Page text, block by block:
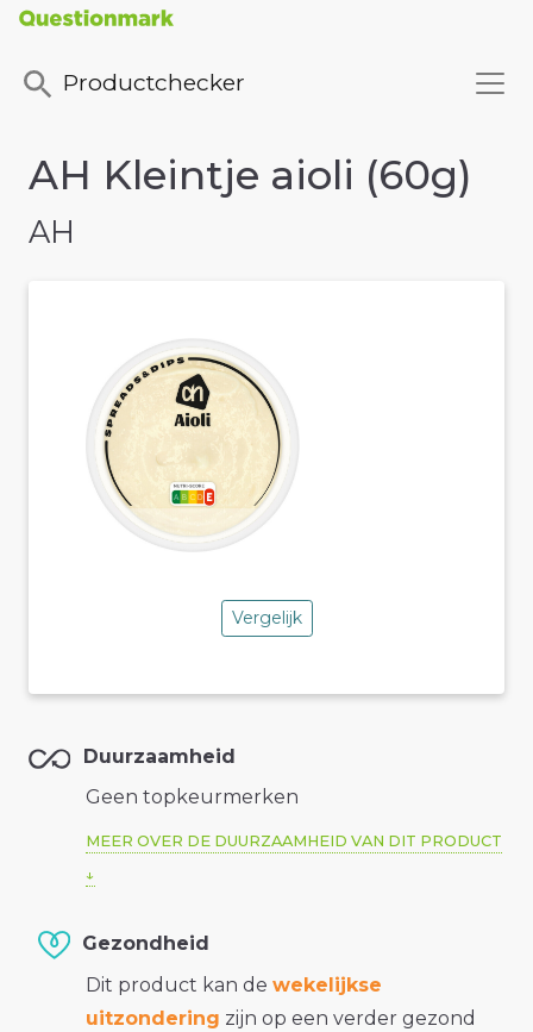
Productchecker
AH Kleintje aioli (60g)
AH
Vergelijk
Duurzaamheid
Geen topkeurmerken
MEER OVER DE DUURZAAMHEID VAN DIT PRODUCT
Gezondheid
Dit product kan de wekelijkse
uitzondering zijn op een verder gezond